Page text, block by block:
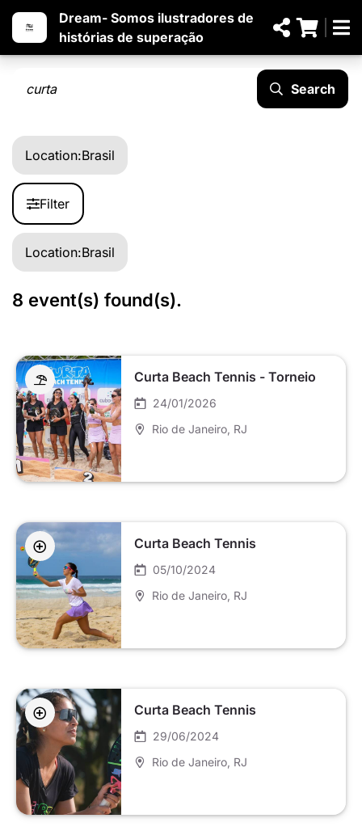
Dream- Somos ilustradores de
histórias de superação
Search
Location:Brasil
Filter
Location:Brasil
8 event(s) found(s).
Curta Beach Tennis - Torneio
24/01/2026
Rio de Janeiro , RJ
Curta Beach Tennis
05/10/2024
Rio de Janeiro , RJ
Curta Beach Tennis
29/06/2024
Rio de Janeiro , RJ